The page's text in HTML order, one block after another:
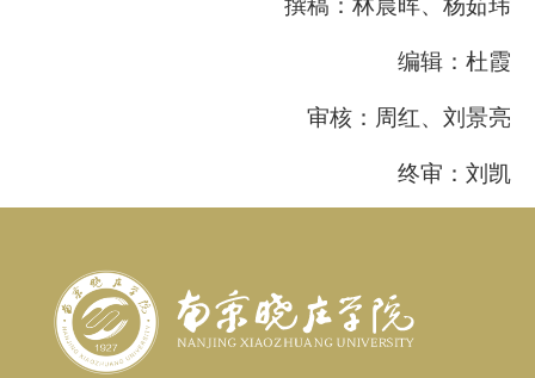
撰稿：林晨晖、杨茹玮
编辑：杜霞
审核： 周红、 刘景亮
终审：刘凯